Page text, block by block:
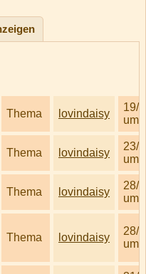
Thema lovindaisy
19/
um
Thema lovindaisy
23/
um
Thema lovindaisy
28/
um
Thema lovindaisy
28/
um